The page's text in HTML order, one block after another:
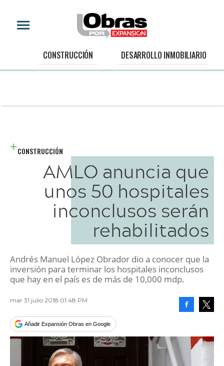
CONSTRUCCIÓN DESARROLLO INMOBILIARIO
CONSTRUCCIÓN
AMLO anuncia que
unos 50 hospitales
inconclusos serán
rehabilitados
Andrés Manuel López Obrador dio a conocer que la
inversión para terminar los hospitales inconclusos
que hay en el país es de más de 10,000 mdp.
mar 31 julio 2018 01:48 PM
Añadir Expansión Obras en Google